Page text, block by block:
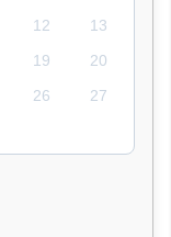
12
13
19
20
26
27